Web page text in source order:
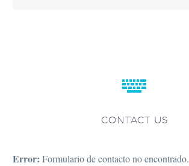


CONTACT US
Error: Formulario de contacto no encontrado.